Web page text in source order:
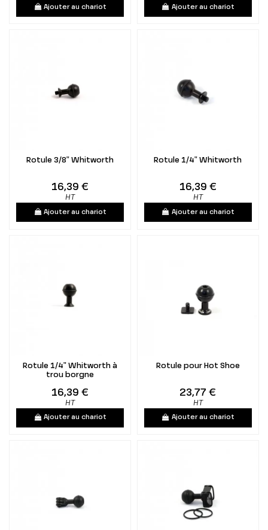
Ajouter au chariot Ajouter au chariot
Rotule 3/8" Whitworth
16,39 €
HT
Ajouter au chariot
Rotule 1/4" Whitworth
16,39 €
HT
Ajouter au chariot
Rotule 1/4" Whitworth à
trou borgne
16,39 €
HT
Ajouter au chariot
Rotule pour Hot Shoe
23,77 €
HT
Ajouter au chariot